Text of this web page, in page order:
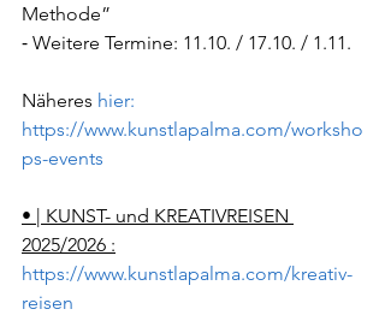
Methode”
⁃ Weitere Termine: 11.10. / 17.10. / 1.11.
Näheres hier:
https://www.kunstlapalma.com/worksho
ps-events
• | KUNST- und KREATIVREISEN
2025/2026 :
https://www.kunstlapalma.com/kreativ-
reisen